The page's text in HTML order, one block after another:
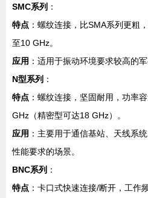
SMC系列 ：
特点 ：螺纹连接，比SMA系列更粗
至10 GHz。
应用 ：适用于振动环境要求较高的
N型系列 ：
特点 ：螺纹连接，坚固耐用，功率
GHz（精密型可达18 GHz）。
应用 ：主要用于通信基站、天线系
性能要求的场景。
BNC系列 ：
特点 ：卡口式快速连接/断开，工作